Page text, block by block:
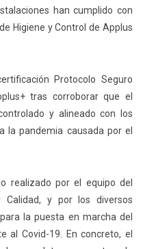
han cumplido con
Higiene y Control de Applus
Protocolo Seguro
tras corroborar que el
y alineado con los
la pandemia causada por el
realizado por el equipo del
Calidad, y por los diversos
la puesta en marcha del
al Covid-19. En concreto, el